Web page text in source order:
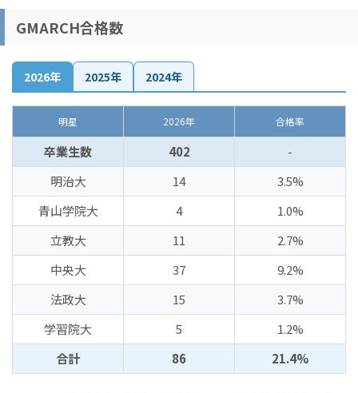
GMARCH合格数
2026年 2025年 2024年
明星 2026年 合格率
卒業生数 402
-
明治大
14
3.5%
青山学院大
4
1.0%
立教大
11
2.7%
中央大
37
9.2%
法政大
15
3.7%
学習院大
5
1.2%
合計
86 21.4%